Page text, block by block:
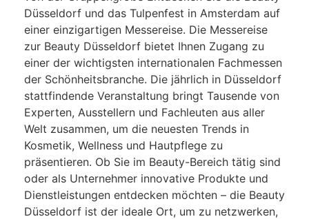
Düsseldorf und das Tulpenfest in Amsterdam auf
einer einzigartigen Messereise. Die Messereise
zur Beauty Düsseldorf bietet Ihnen Zugang zu
einer der wichtigsten internationalen Fachmessen
der Schönheitsbranche. Die jährlich in Düsseldorf
stattfindende Veranstaltung bringt Tausende von
Experten, Ausstellern und Fachleuten aus aller
Welt zusammen, um die neuesten Trends in
Kosmetik, Wellness und Hautpflege zu
präsentieren. Ob Sie im Beauty-Bereich tätig sind
oder als Unternehmer innovative Produkte und
Dienstleistungen entdecken möchten – die Beauty
Düsseldorf ist der ideale Ort, um zu netzwerken,